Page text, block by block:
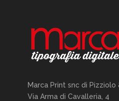
Marca Print snc di Pizziolo
Via Arma di Cavalleria, 4